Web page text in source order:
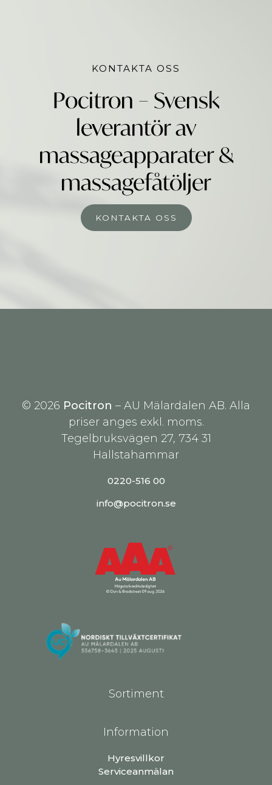
KONTAKTA OSS
Pocitron – Svensk
leverantör av
massageapparater &
massagefåtöljer
KONTAKTA OSS
© 2026 Pocitron – AU Mälardalen AB. Alla
priser anges exkl. moms.
Tegelbruksvägen 27, 734 31
Hallstahammar
0220-516 00
info@pocitron.se
Sortiment
Information
Hyresvillkor
Serviceanmälan